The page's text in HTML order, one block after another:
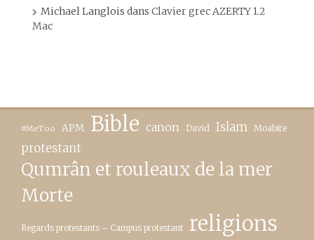
Michael Langlois dans Clavier grec AZERTY 1.2
Mac
#MeToo APM Bible canon David Islam Moabite
protestant
Qumrân et rouleaux de la mer
Morte
Regards protestants – Campus protestant religions